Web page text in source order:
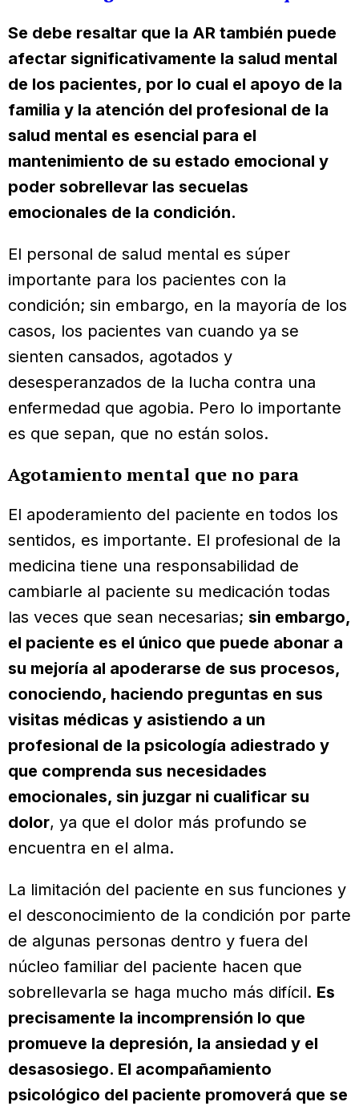
Se debe resaltar que la AR también puede
afectar significativamente la salud mental
de los pacientes, por lo cual el apoyo de la
familia y la atención del profesional de la
salud mental es esencial para el
mantenimiento de su estado emocional y
poder sobrellevar las secuelas
emocionales de la condición.
El personal de salud mental es súper
importante para los pacientes con la
condición; sin embargo, en la mayoría de los
casos, los pacientes van cuando ya se
sienten cansados, agotados y
desesperanzados de la lucha contra una
enfermedad que agobia. Pero lo importante
es que sepan, que no están solos.
Agotamiento mental que no para
El apoderamiento del paciente en todos los
sentidos, es importante. El profesional de la
medicina tiene una responsabilidad de
cambiarle al paciente su medicación todas
las veces que sean necesarias; sin embargo,
el paciente es el único que puede abonar a
su mejoría al apoderarse de sus procesos,
conociendo, haciendo preguntas en sus
visitas médicas y asistiendo a un
profesional de la psicología adiestrado y
que comprenda sus necesidades
emocionales, sin juzgar ni cualificar su
dolor, ya que el dolor más profundo se
encuentra en el alma.
La limitación del paciente en sus funciones y
el desconocimiento de la condición por parte
de algunas personas dentro y fuera del
núcleo familiar del paciente hacen que
sobrellevarla se haga mucho más difícil. Es
precisamente la incomprensión lo que
promueve la depresión, la ansiedad y el
desasosiego. El acompañamiento
psicológico del paciente promoverá que se